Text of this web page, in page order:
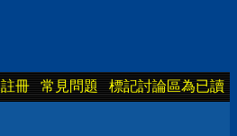
註冊 常見問題 標記討論區為已讀